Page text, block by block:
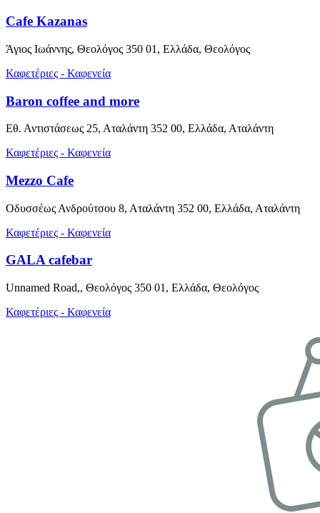
Cafe Kazanas
Άγιος Ιωάννης, Θεολόγος 350 01, Ελλάδα, Θεολόγος
Καφετέριες - Καφενεία
Baron coffee and more
Εθ. Αντιστάσεως 25, Αταλάντη 352 00, Ελλάδα, Αταλάντη
Καφετέριες - Καφενεία
Mezzo Cafe
Οδυσσέως Ανδρούτσου 8, Αταλάντη 352 00, Ελλάδα, Αταλάντη
Καφετέριες - Καφενεία
GALA cafebar
Unnamed Road,, Θεολόγος 350 01, Ελλάδα, Θεολόγος
Καφετέριες - Καφενεία